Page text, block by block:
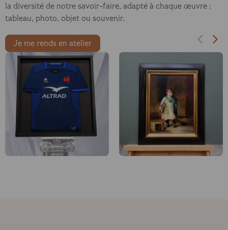
la diversité de notre savoir-faire, adapté à chaque œuvre :
tableau, photo, objet ou souvenir.
Je me rends en atelier